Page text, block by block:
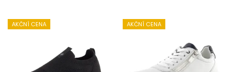
AKČNÍ CENA AKČNÍ CENA